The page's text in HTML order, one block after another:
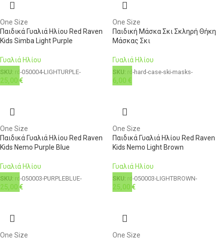
One Size
Παιδικά Γυαλιά Ηλίου Red Raven
Kids Simba Light Purple
Γυαλιά Ηλίου
SKU: rd-050004-LIGHTURPLE-
25,00 €
One Size
Παιδική Μάσκα Σκι Σκληρή Θήκη
Μάσκας Σκι
Γυαλιά Ηλίου
SKU: rd-hard-case-ski-masks-
6,00 €
One Size
Παιδικά Γυαλιά Ηλίου Red Raven
Kids Nemo Purple Blue
Γυαλιά Ηλίου
SKU: rd-050003-PURPLEBLUE-
25,00 €
One Size
Παιδικά Γυαλιά Ηλίου Red Raven
Kids Nemo Light Brown
Γυαλιά Ηλίου
SKU: rd-050003-LIGHTBROWN-
25,00 €
One Size
One Size